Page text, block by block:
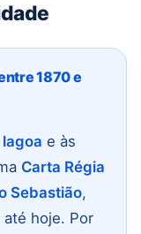
1870 e
lagoa e às
Carta Régia
Sebastião,
hoje. Por